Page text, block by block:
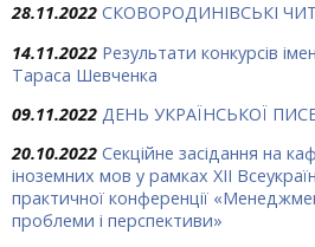
28.11.2022 СКОВОРОДИНІВСЬКІ
14.11.2022 Результати конкурсів
Тараса Шевченка
09.11.2022 ДЕНЬ УКРАЇНСЬКОЇ
20.10.2022 Секційне засідання на
іноземних мов у рамках XII
практичної конференції
проблеми і перспективи»